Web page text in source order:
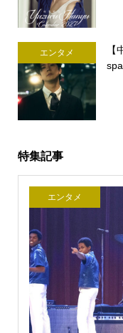
エンタメ
特集記事
エンタメ